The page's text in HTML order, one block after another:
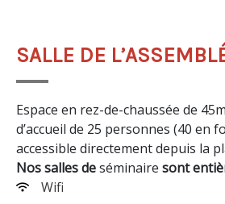
SALLE DE
Espace en rez-de-chaussée de 45m
d’accueil de 25 personnes (40 en
accessible directement depuis la
Nos salles deséminaire sont
Wifi